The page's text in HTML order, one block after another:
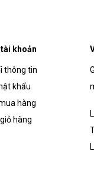
tài khoản
thông tin
khẩu
hàng
hàng